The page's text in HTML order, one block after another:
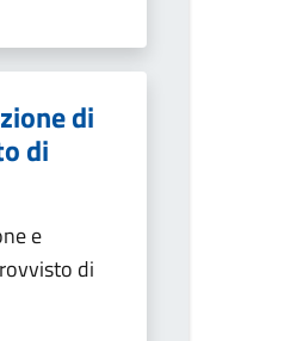
di
di
e
di